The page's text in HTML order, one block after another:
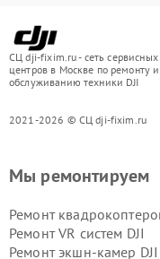
СЦ dji-fixim.ru - сеть сервисных
центров в Москве по ремонту и
обслуживанию техники DJI
2021-2026 © СЦ dji-fixim.ru
Мы ремонтируем
Ремонт
Ремонт VR систем DJI
Ремонт экшн-камер DJI